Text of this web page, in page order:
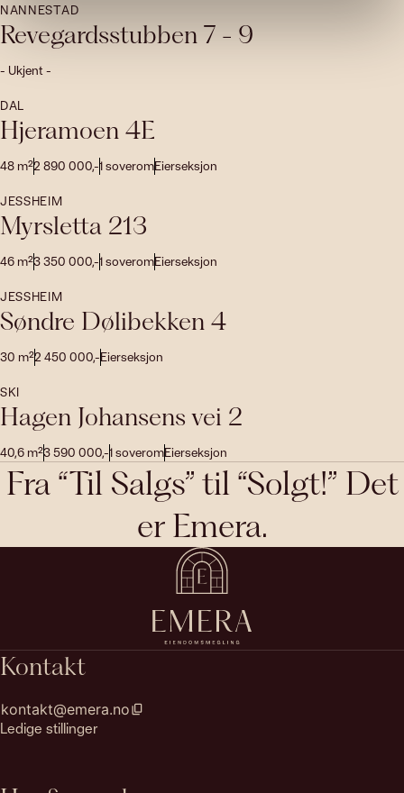
NANNESTAD
Revegardsstubben 7 - 9
- Ukjent -
DAL
Hjeramoen 4E
48 m²2 890 000,-1soveromEierseksjon
JESSHEIM
Myrsletta 213
46 m²3 350 000,-1soveromEierseksjon
JESSHEIM
Søndre Dølibekken 4
30 m²2 450 000,-Eierseksjon
SKI
Hagen Johansens vei 2
40,6 m²3 590 000,-1soveromEierseksjon
Fra “Til Salgs” til “Solgt!” Det
er Emera.
Kontakt
kontakt@emera.no
Ledige stillinger